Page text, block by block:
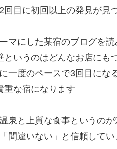
回目に初回以上の発見が見
マにした某宿のブログを読
というのはどんなお店にも
一度のペースで3回目にな
重な宿になります
泉と上質な食事というの
間違いない」と信頼してい